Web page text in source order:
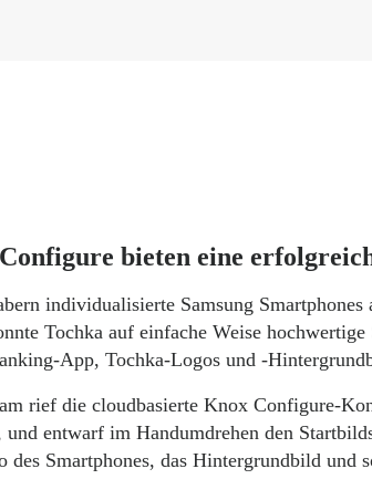
bieten eine
individualisierte Samsung
Tochka auf einfache Weise
App, Tochka-Logos und -
rief die cloudbasierte Knox Configure-
und entwarf im Handumdrehen den
Smartphones, das Hintergrundbild und